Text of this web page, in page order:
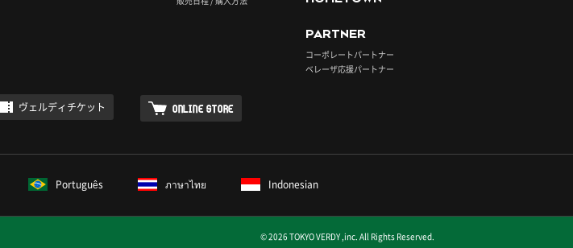
PARTNER
コーポレートパートナー
ベレーザ応援パートナー
ヴェルディチケット ONLINE STORE
Português ภาษาไทย Indonesian
© 2026 TOKYO VERDY ,inc. All Rights Reserved.